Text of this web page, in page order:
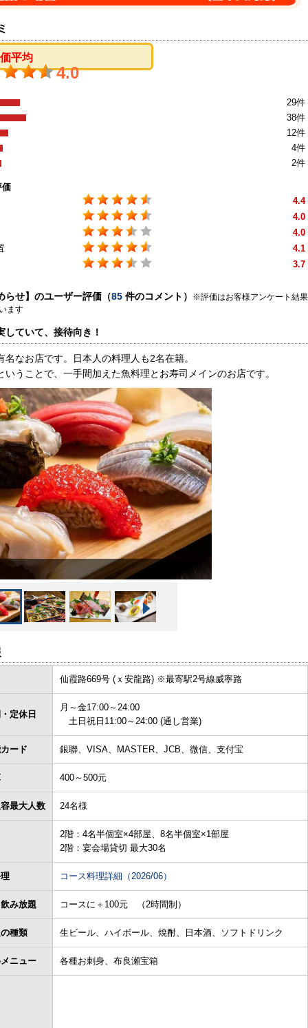
平均
4.0
29件
38件
12件
4件
2件
価
4.4
4.0
4.0
4.1
3.7
らせ】のユーザー評価（85 件のコメント）
※評価はお客様アンケート結果
ます
していて、接待向き！
名なお店です。日本人の料理人も2名在籍。
いうことで、一手間加えた魚料理とお寿司メインのお店です。
仙霞路669号 (ｘ安龍路) ※最寄駅2号線威寧路
定休日
月～金17:00～24:00
土日祝日11:00～24:00 (通し営業)
ード 銀聯、VISA、MASTER、JCB、微信、支付宝
400～500元
最大人数 24名様
2階：4名半個室×4部屋、8名半個室×1部屋
2階：宴会場貸切 最大30名
コース料理詳細（2026/06）
み放題 コースに＋100元 （2時間制）
種類 生ビール、ハイボール、焼酎、日本酒、ソフトドリンク
ニュー 各種お刺身、布良瀬宝箱